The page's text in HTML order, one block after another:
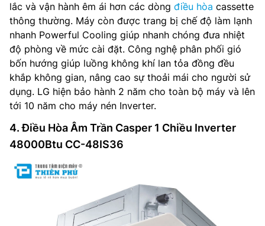
lắc và vận hành êm ái hơn các dòng điều hòa cassette
thông thường. Máy còn được trang bị chế độ làm lạnh
nhanh Powerful Cooling giúp nhanh chóng đưa nhiệt
độ phòng về mức cài đặt. Công nghệ phân phối gió
bốn hướng giúp luồng không khí lan tỏa đồng đều
khắp không gian, nâng cao sự thoải mái cho người sử
dụng. LG hiện bảo hành 2 năm cho toàn bộ máy và lên
tới 10 năm cho máy nén Inverter.
4. Điều Hòa Âm Trần Casper 1 Chiều Inverter
48000Btu CC-48IS36